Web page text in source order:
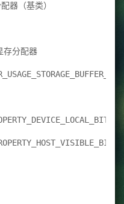
（基类）
分配器